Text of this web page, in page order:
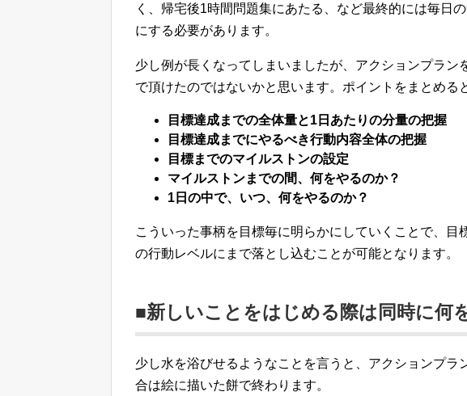
く、帰宅後1時間問題集にあたる、など最終的には毎日
にする必要があります。
少し例が長くなってしまいましたが、アクションプラン
で頂けたのではないかと思います。ポイントをまとめる
目標達成までの全体量と1日あたりの分量の把握
目標達成までにやるべき行動内容全体の把握
目標までのマイルストンの設定
マイルストンまでの間、何をやるのか？
1日の中で、いつ、何をやるのか？
こういった事柄を目標毎に明らかにしていくことで、目
の行動レベルにまで落とし込むことが可能となります。
■新しいことをはじめる際は同時に何
少し水を浴びせるようなことを言うと、アクションプラ
合は絵に描いた餅で終わります。